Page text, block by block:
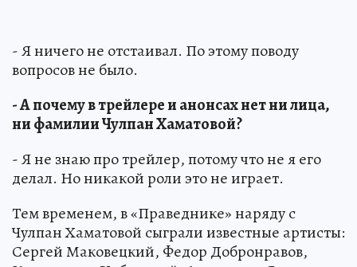
- Я ничего не отстаивал. По этому поводу
вопросов не было.
- А почему в трейлере и анонсах нет ни лица,
ни фамилии Чулпан Хаматовой?
- Я не знаю про трейлер, потому что не я его
делал. Но никакой роли это не играет.
Тем временем, в «Праведнике» наряду с
Чулпан Хаматовой сыграли известные артисты:
Сергей Маковецкий, Федор Добронравов,